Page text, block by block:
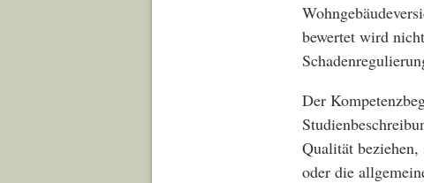
bewertet wird
Der
Qualität
oder die